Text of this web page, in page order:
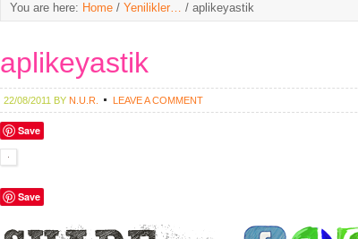
You are here: Home / Yenilikler… / aplikeyastik
aplikeyastik
22/08/2011 BY N.U.R. LEAVE A COMMENT
Save
Save